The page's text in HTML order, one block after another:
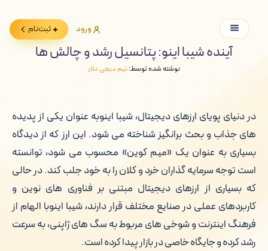
ورود ثبت‌نام
آینده شیبا اینو: پتانسیل رشد و چالش ها
نوشته شده توسط:تیم دیجی دلار
در دنیای پویای ارزهای دیجیتال، شیبا اینوبه عنوان یکی از پدیده
های جذاب و بحث برانگیز شناخته می شود. این ارز که از دیدگاه
بسیاری به عنوان یک «میم کوین» محسوب می شود، توانسته
است توجه سرمایه گذاران خرد و کلان را به خود جلب کند. در حالی
که بسیاری از ارزهای دیجیتال مبتنی بر فناوری های نوین و
کاربردهای عملی در صنایع مختلف قرار دارند، شیبا اینوبا الهام از
فرهنگ اینترنت و شوخی های مربوط به سگ های ژاپنی، به سرعت
رشد کرده و جایگاه خاصی در بازار پیدا کرده است.